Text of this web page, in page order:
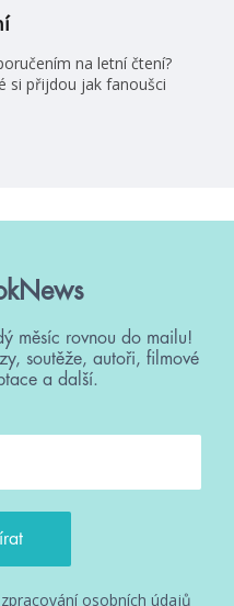
na letní čtení?
si přijdou jak fanoušci
měsíc rovnou do mailu!
soutěže, autoři, filmové
a další.
osobních údajů